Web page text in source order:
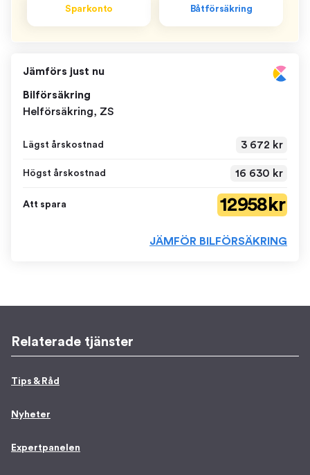
Sparkonto Båtförsäkring
Jämförs just nu
Bilförsäkring
Helförsäkring, ZS
Lägst årskostnad 3 672 kr
Högst årskostnad 16 630 kr
Att spara 12 958 kr
JÄMFÖR BILFÖRSÄKRING
Relaterade tjänster
Tips & Råd
Nyheter
Expertpanelen